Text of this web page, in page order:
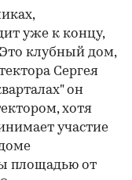
уже к концу,
клубный дом,
Сергея
он
хотя
участие
площадью от